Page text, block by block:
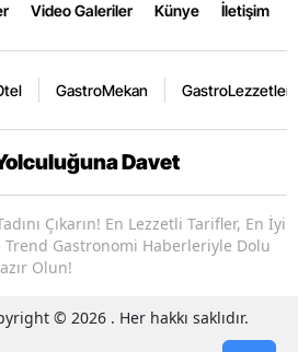
Video Galeriler Künye İletişim
GastroMekan GastroLezzetler
Davet
Çıkarın! En Lezzetli Tarifler, En İyi
Gastronomi Haberleriyle Dolu
Olun!
© 2026 . Her hakkı saklıdır.